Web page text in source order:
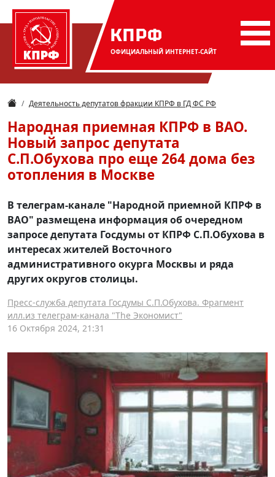
КПРФ
ОФИЦИАЛЬНЫЙ ИНТЕРНЕТ-САЙТ
Деятельность депутатов фракции КПРФ в ГД ФС РФ
Народная приемная КПРФ в ВАО.
Новый запрос депутата
С.П.Обухова про еще 264 дома без
отопления в Москве
В телеграм-канале "Народной приемной КПРФ в
ВАО" размещена информация об очередном
запросе депутата Госдумы от КПРФ С.П.Обухова в
интересах жителей Восточного
административного окурга Москвы и ряда
других округов столицы.
Пресс-служба депутата Госдумы С.П.Обухова. Фрагмент
илл.из телеграм-канала "The Экономист"
16 Октября 2024, 21:31